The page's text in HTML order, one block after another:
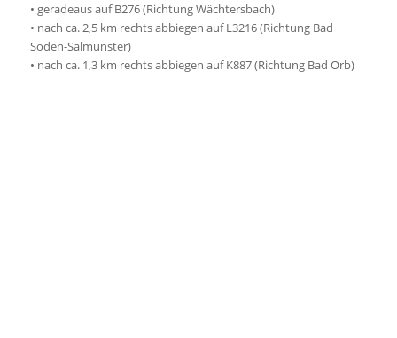
• geradeaus auf B276 (Richtung Wächtersbach)
• nach ca. 2,5 km rechts abbiegen auf L3216 (Richtung Bad
Soden-Salmünster)
• nach ca. 1,3 km rechts abbiegen auf K887 (Richtung Bad Orb)